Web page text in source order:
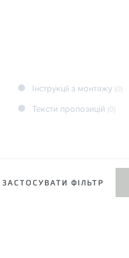
Інструкції з монтажу (0)
Тексти пропозицій (0)
ЗАСТОСУВАТИ ФІЛЬТР